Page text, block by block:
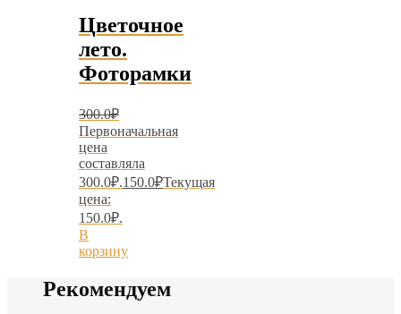
Цветочное
лето.
Фоторамки
300.0₽
Первоначальная
цена
составляла
300.0₽.150.0₽Текущая
цена:
150.0₽.
В
корзину
Рекомендуем